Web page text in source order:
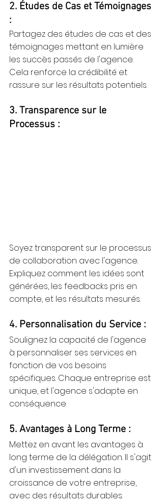
2. Études de Cas et Témoignages
:
Partagez des études de cas et des
témoignages mettant en lumière
les succès passés de l'agence.
Cela renforce la crédibilité et
rassure sur les résultats potentiels.
3. Transparence sur le
Processus :
Soyez transparent sur le processus
de collaboration avec l'agence.
Expliquez comment les idées sont
générées, les feedbacks pris en
compte, et les résultats mesurés.
4. Personnalisation du Service :
Soulignez la capacité de l'agence
à personnaliser ses services en
fonction de vos besoins
spécifiques. Chaque entreprise est
unique, et l'agence s'adapte en
conséquence.
5. Avantages à Long Terme :
Mettez en avant les avantages à
long terme de la délégation. Il s'agit
d'un investissement dans la
croissance de votre entreprise,
avec des résultats durables.